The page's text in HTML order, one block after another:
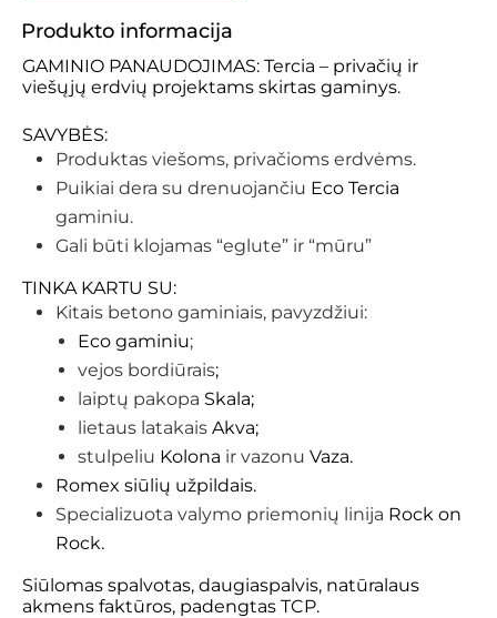
Produkto informacija
GAMINIO PANAUDOJIMAS: Tercia – privačių ir
viešųjų erdvių projektams skirtas gaminys.
SAVYBĖS:
Produktas viešoms, privačioms erdvėms.
Puikiai dera su drenuojančiu Eco Tercia
gaminiu.
Gali būti klojamas “eglute” ir “mūru”
TINKA KARTU SU:
Kitais betono gaminiais, pavyzdžiui:
Eco gaminiu;
vejos bordiūrais;
laiptų pakopa Skala;
lietaus latakais Akva;
stulpeliu Kolona ir vazonu Vaza.
Romex siūlių užpildais.
Specializuota valymo priemonių linija Rock on
Rock.
Siūlomas spalvotas, daugiaspalvis, natūralaus
akmens faktūros, padengtas TCP.